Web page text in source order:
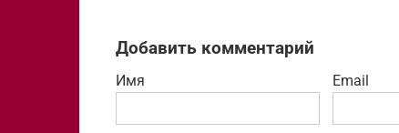
Добавить комментарий
Имя Email